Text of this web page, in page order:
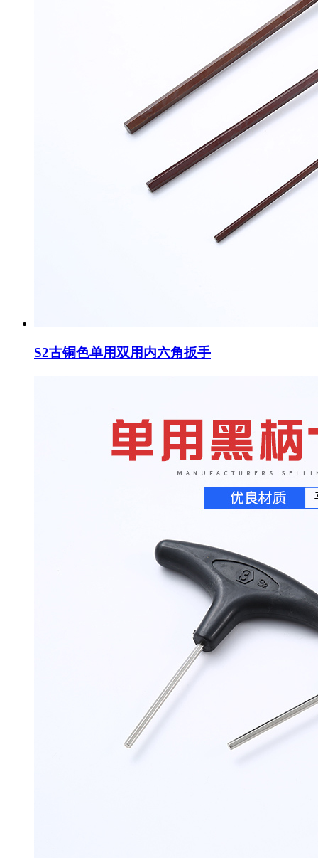
S2古铜色单用双用内六角扳手